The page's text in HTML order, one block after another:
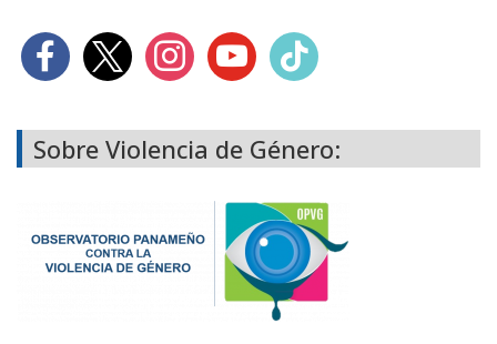
Sobre Violencia de Género: